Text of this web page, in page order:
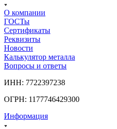
О компании
ГОСТы
Сертификаты
Реквизиты
Новости
Калькулятор металла
Вопросы и ответы
ИНН: 7722397238
ОГРН: 1177746429300
Информация